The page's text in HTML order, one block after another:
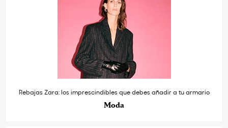
Rebajas Zara: los imprescindibles que debes añadir a tu armario
Moda